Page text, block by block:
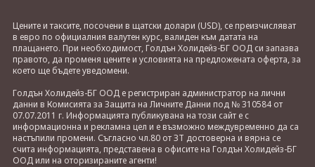
Цените и таксите, посочени в щатски долари (USD), се преизчисляват
в евро по официалния валутен курс, валиден към датата на
плащането. При необходимост, Голдън Холидейз-БГ ООД си запазва
правото, да променя цените и условията на предложената оферта, за
което ще бъдете уведомени.
Голдън Холидейз-БГ ООД е регистриран администратор на лични
данни в Комисията за Защита на Личните Данни под № 310584 от
07.07.2011 г. Информацията публикувана на този сайт е с
информационна и рекламна цел и е възможно междувременно да са
настъпили промени. Съгласно чл.80 от ЗТ достоверна и вярна се
счита информацията, представена в офисите на Голдън Холидейз-БГ
ООД или на оторизираните агенти!